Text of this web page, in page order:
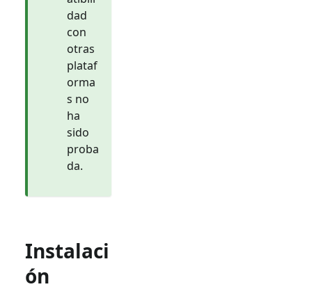
dad
con
otras
plataf
orma
s no
ha
sido
proba
da.
Instalaci
ón